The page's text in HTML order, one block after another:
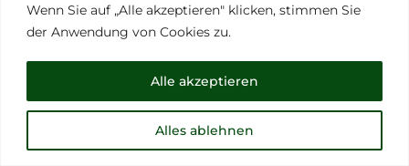
Wenn Sie auf „Alle akzeptieren" klicken, stimmen Sie
der Anwendung von Cookies zu.
Alles ablehnen
Alle akzeptieren
Ottersbachtal
Partnerbetriebe
Links für Weinkenner
Presse
© Copyright 2012 - 2026 | All Rights Reserved